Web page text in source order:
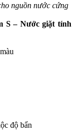
nguồn nước cứng
S – Nước giặt tính
độ bẩn